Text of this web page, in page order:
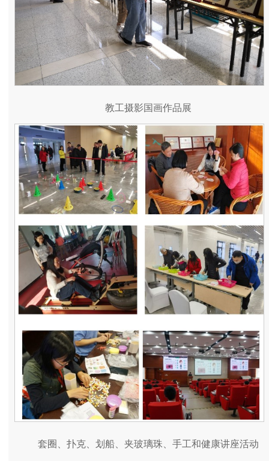
教工摄影国画作品展
套圈、扑克、划船、夹玻璃珠、手工和健康讲座活动